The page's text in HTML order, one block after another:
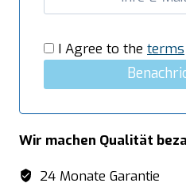
I Agree to the terms
Wir machen Qualität
24 Monate Garantie